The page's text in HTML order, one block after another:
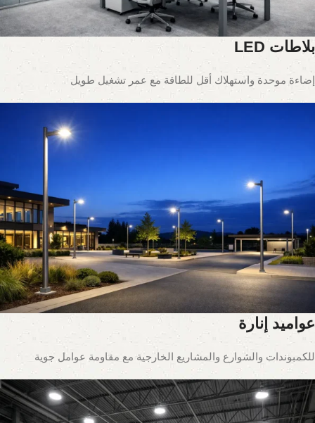
بلاطات LED
إضاءة موحدة واستهلاك أقل للطاقة مع عمر تشغيل طويل
عواميد إنارة
للكمبوندات والشوارع والمشاريع الخارجية مع مقاومة عوامل جوية